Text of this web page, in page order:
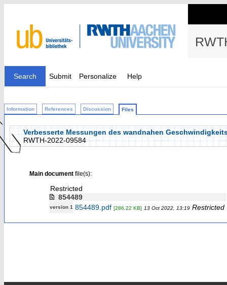
Search Submit Personalize Help
Information References Discussion Files
Verbesserte Messungen des wandnahen
RWTH-2022-09584
Main documentfile(s):
Restricted
854489
version 1 854489.pdf [286.22 KB] 13 Oct 2022, 13:19 Restricted